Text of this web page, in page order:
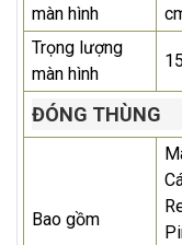
màn hình
Trọng lượng
màn hình
ĐÓNG THÙNG
Bao gồm